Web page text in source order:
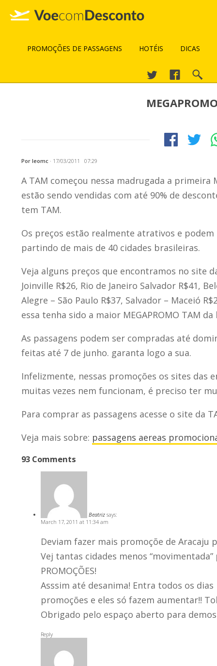
PROMOÇÕES DE PASSAGENS HOTÉIS DICAS
Por leomc · 17/03/2011 07:29
A TAM começou nessa madrugada a primeira
estão sendo vendidas com até 90% de
tem TAM.
Os preços estão realmente atrativos e
partindo de mais de 40 cidades brasileiras.
Veja alguns preços que encontramos no site
Joinville R$26, Rio de Janeiro Salvador R$41,
Alegre – São Paulo R$37, Salvador – Maceió
essa tenha sido a maior MEGAPROMO TAM
As passagens podem ser compradas até
feitas até 7 de junho. garanta logo a sua.
Infelizmente, nessas promoções os sites das
muitas vezes nem funcionam, é preciso ter
Para comprar as passagens acesse o site da
Veja mais sobre: passagens aereas
93 Comments
Beatriz says:
March 17, 2011 at 11:34 am
Deviam fazer mais promoçõe de Aracaju
Vej tantas cidades menos
PROMOÇÕES!
Asssim até desanima! Entra todos os
promoções e eles só fazem aumentar!!
Obrigado pelo espaço aberto para
Reply